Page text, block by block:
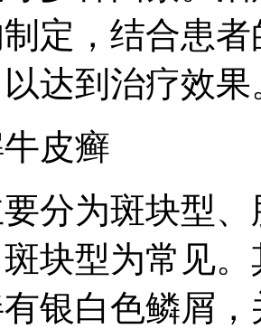
定，结合患
达到治疗效果
皮癣
分为斑块型
块型为常见
银白色鳞屑